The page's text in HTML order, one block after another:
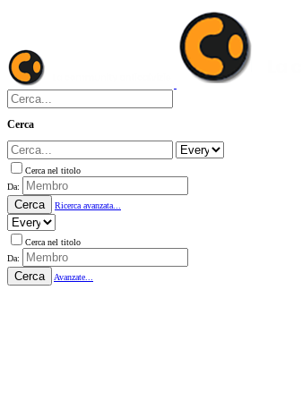
Cerca
Cerca nel titolo
Da:
Cerca Ricerca avanzata...
Cerca nel titolo
Da:
Cerca Avanzate...